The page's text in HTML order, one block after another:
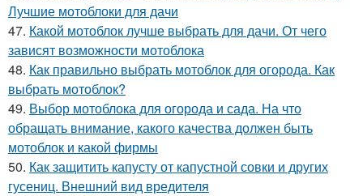
Лучшие мотоблоки для дачи
47. Какой мотоблок лучше выбрать для дачи. От чего
зависят возможности мотоблока
48. Как правильно выбрать мотоблок для огорода. Как
выбрать мотоблок?
49. Выбор мотоблока для огорода и сада. На что
обращать внимание, какого качества должен быть
мотоблок и какой фирмы
50. Как защитить капусту от капустной совки и других
гусениц. Внешний вид вредителя